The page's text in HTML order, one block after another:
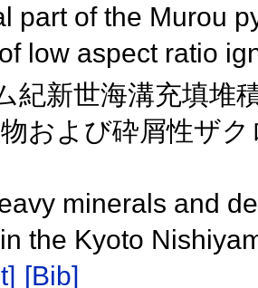
part of the Murou
low aspect ratio
紀新世海溝充填堆
および砕屑性ザ
minerals and
the Kyoto
[Bib]